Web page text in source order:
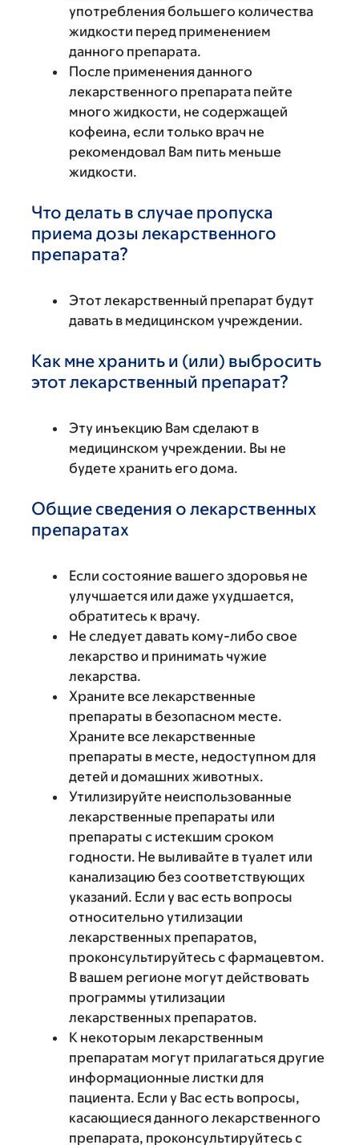
употребления большего количества
жидкости перед применением
данного препарата.
После применения данного
лекарственного препарата пейте
много жидкости, не содержащей
кофеина, если только врач не
рекомендовал Вам пить меньше
жидкости.
Что делать в случае пропуска
приема дозы лекарственного
препарата?
Этот лекарственный препарат будут
давать в медицинском учреждении.
Как мне хранить и (или) выбросить
этот лекарственный препарат?
Эту инъекцию Вам сделают в
медицинском учреждении. Вы не
будете хранить его дома.
Общие сведения о лекарственных
препаратах
Если состояние вашего здоровья не
улучшается или даже ухудшается,
обратитесь к врачу.
Не следует давать кому-либо свое
лекарство и принимать чужие
лекарства.
Храните все лекарственные
препараты в безопасном месте.
Храните все лекарственные
препараты в месте, недоступном для
детей и домашних животных.
Утилизируйте неиспользованные
лекарственные препараты или
препараты с истекшим сроком
годности. Не выливайте в туалет или
канализацию без соответствующих
указаний. Если у вас есть вопросы
относительно утилизации
лекарственных препаратов,
проконсультируйтесь с фармацевтом.
В вашем регионе могут действовать
программы утилизации
лекарственных препаратов.
К некоторым лекарственным
препаратам могут прилагаться другие
информационные листки для
пациента. Если у Вас есть вопросы,
касающиеся данного лекарственного
препарата, проконсультируйтесь с